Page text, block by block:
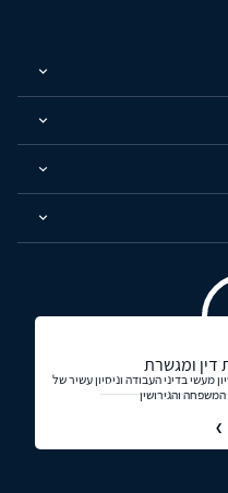
דין ומגשרת
מעשי בדיני העבודה וניסיון עשיר של
והגירושין